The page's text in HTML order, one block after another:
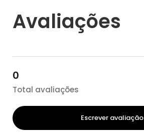
Avaliações
0
Total avaliações
Escrever avaliação